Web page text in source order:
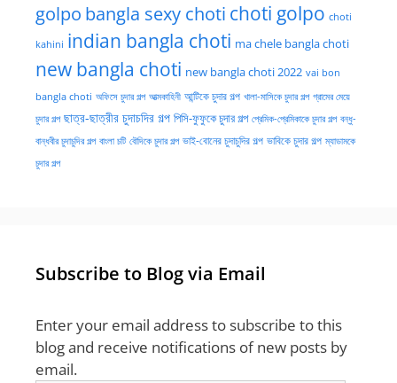
golpo bangla sexy choti choti golpo choti
kahini indian bangla choti ma chele bangla choti
new bangla choti new bangla choti 2022 vai bon
bangla choti অফিসে চুদার গল্প আত্মকাহিনী আন্টিকে চুদার গল্প খালা-মাসিকে চুদার গল্প গ্রামের মেয়ে
চুদার গল্প ছাত্র-ছাত্রীর চুদাচদির গল্প পিসি-ফুফুকে চুদার গল্প প্রেমিক-প্রেমিকাকে চুদার গল্প বন্ধু-
বান্ধবীর চুদাচুদির গল্প বাংলা চটি বৌদিকে চুদার গল্প ভাই-বোনের চুদাচুদির গল্প ভাবিকে চুদার গল্প ম্যাডামকে
চুদার গল্প
Subscribe to Blog via Email
Enter your email address to subscribe to this
blog and receive notifications of new posts by
email.